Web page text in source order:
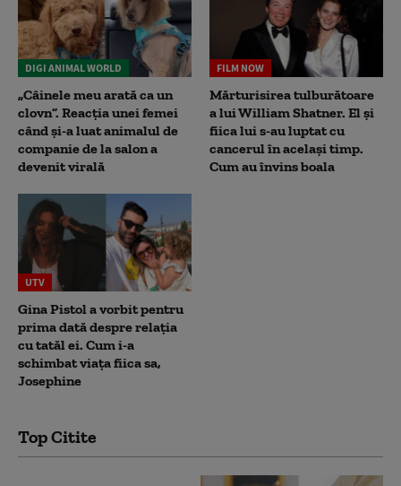
DIGI ANIMAL WORLD
„Câinele meu arată ca un
clovn”. Reacția unei femei
când și-a luat animalul de
companie de la salon a
devenit virală
FILM NOW
Mărturisirea tulburătoare
a lui William Shatner. El și
fiica lui s-au luptat cu
cancerul în același timp.
Cum au învins boala
UTV
Gina Pistol a vorbit pentru
prima dată despre relația
cu tatăl ei. Cum i-a
schimbat viața fiica sa,
Josephine
Top Citite